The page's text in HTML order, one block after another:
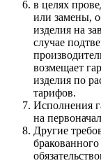
в целях
или замены,
изделия на
случае
возмещает
изделия по
тарифов.
Исполнения
на
Другие